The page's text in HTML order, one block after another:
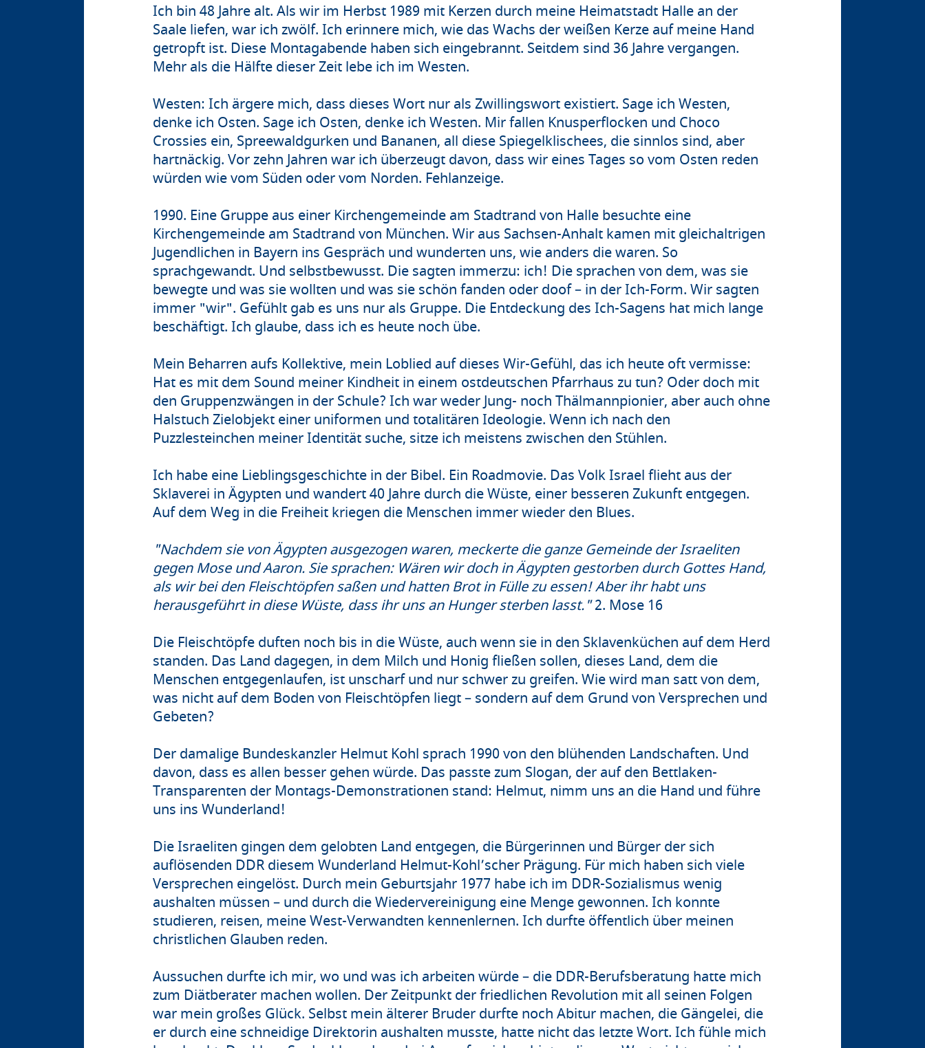
Ich bin 48 Jahre alt. Als wir im Herbst 1989 mit Kerzen durch meine Heimatstadt Halle an der
Saale liefen, war ich zwölf. Ich erinnere mich, wie das Wachs der weißen Kerze auf meine Hand
getropft ist. Diese Montagabende haben sich eingebrannt. Seitdem sind 36 Jahre vergangen.
Mehr als die Hälfte dieser Zeit lebe ich im Westen.
Westen: Ich ärgere mich, dass dieses Wort nur als Zwillingswort existiert. Sage ich Westen,
denke ich Osten. Sage ich Osten, denke ich Westen. Mir fallen Knusperflocken und Choco
Crossies ein, Spreewaldgurken und Bananen, all diese Spiegelklischees, die sinnlos sind, aber
hartnäckig. Vor zehn Jahren war ich überzeugt davon, dass wir eines Tages so vom Osten reden
würden wie vom Süden oder vom Norden. Fehlanzeige.
1990. Eine Gruppe aus einer Kirchengemeinde am Stadtrand von Halle besuchte eine
Kirchengemeinde am Stadtrand von München. Wir aus Sachsen-Anhalt kamen mit gleichaltrigen
Jugendlichen in Bayern ins Gespräch und wunderten uns, wie anders die waren. So
sprachgewandt. Und selbstbewusst. Die sagten immerzu: ich! Die sprachen von dem, was sie
bewegte und was sie wollten und was sie schön fanden oder doof – in der Ich-Form. Wir sagten
immer "wir". Gefühlt gab es uns nur als Gruppe. Die Entdeckung des Ich-Sagens hat mich lange
beschäftigt. Ich glaube, dass ich es heute noch übe.
Mein Beharren aufs Kollektive, mein Loblied auf dieses Wir-Gefühl, das ich heute oft vermisse:
Hat es mit dem Sound meiner Kindheit in einem ostdeutschen Pfarrhaus zu tun? Oder doch mit
den Gruppenzwängen in der Schule? Ich war weder Jung- noch Thälmannpionier, aber auch ohne
Halstuch Zielobjekt einer uniformen und totalitären Ideologie. Wenn ich nach den
Puzzlesteinchen meiner Identität suche, sitze ich meistens zwischen den Stühlen.
Ich habe eine Lieblingsgeschichte in der Bibel. Ein Roadmovie. Das Volk Israel flieht aus der
Sklaverei in Ägypten und wandert 40 Jahre durch die Wüste, einer besseren Zukunft entgegen.
Auf dem Weg in die Freiheit kriegen die Menschen immer wieder den Blues.
"Nachdem sie von Ägypten ausgezogen waren, meckerte die ganze Gemeinde der Israeliten
gegen Mose und Aaron. Sie sprachen: Wären wir doch in Ägypten gestorben durch Gottes Hand,
als wir bei den Fleischtöpfen saßen und hatten Brot in Fülle zu essen! Aber ihr habt uns
herausgeführt in diese Wüste, dass ihr uns an Hunger sterben lasst."2. Mose 16
Die Fleischtöpfe duften noch bis in die Wüste, auch wenn sie in den Sklavenküchen auf dem Herd
standen. Das Land dagegen, in dem Milch und Honig fließen sollen, dieses Land, dem die
Menschen entgegenlaufen, ist unscharf und nur schwer zu greifen. Wie wird man satt von dem,
was nicht auf dem Boden von Fleischtöpfen liegt – sondern auf dem Grund von Versprechen und
Gebeten?
Der damalige Bundeskanzler Helmut Kohl sprach 1990 von den blühenden Landschaften. Und
davon, dass es allen besser gehen würde. Das passte zum Slogan, der auf den Bettlaken-
Transparenten der Montags-Demonstrationen stand: Helmut, nimm uns an die Hand und führe
uns ins Wunderland!
Die Israeliten gingen dem gelobten Land entgegen, die Bürgerinnen und Bürger der sich
auflösenden DDR diesem Wunderland Helmut-Kohl’scher Prägung. Für mich haben sich viele
Versprechen eingelöst. Durch mein Geburtsjahr 1977 habe ich im DDR-Sozialismus wenig
aushalten müssen – und durch die Wiedervereinigung eine Menge gewonnen. Ich konnte
studieren, reisen, meine West-Verwandten kennenlernen. Ich durfte öffentlich über meinen
christlichen Glauben reden.
Aussuchen durfte ich mir, wo und was ich arbeiten würde – die DDR-Berufsberatung hatte mich
zum Diätberater machen wollen. Der Zeitpunkt der friedlichen Revolution mit all seinen Folgen
war mein großes Glück. Selbst mein älterer Bruder durfte noch Abitur machen, die Gängelei, die
er durch eine schneidige Direktorin aushalten musste, hatte nicht das letzte Wort. Ich fühle mich